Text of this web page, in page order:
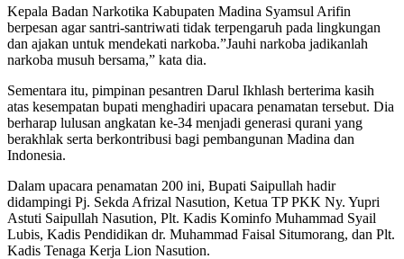
Kepala Badan Narkotika Kabupaten Madina Syamsul Arifin
berpesan agar santri-santriwati tidak terpengaruh pada lingkungan
dan ajakan untuk mendekati narkoba.”Jauhi narkoba jadikanlah
narkoba musuh bersama,” kata dia.
Sementara itu, pimpinan pesantren Darul Ikhlash berterima kasih
atas kesempatan bupati menghadiri upacara penamatan tersebut. Dia
berharap lulusan angkatan ke-34 menjadi generasi qurani yang
berakhlak serta berkontribusi bagi pembangunan Madina dan
Indonesia.
Dalam upacara penamatan 200 ini, Bupati Saipullah hadir
didampingi Pj. Sekda Afrizal Nasution, Ketua TP PKK Ny. Yupri
Astuti Saipullah Nasution, Plt. Kadis Kominfo Muhammad Syail
Lubis, Kadis Pendidikan dr. Muhammad Faisal Situmorang, dan Plt.
Kadis Tenaga Kerja Lion Nasution.